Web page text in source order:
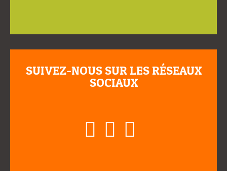
SUIVEZ-NOUS SUR LES RÉSEAUX
SOCIAUX